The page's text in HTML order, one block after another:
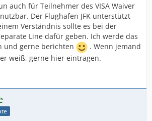
auch für Teilnehmer des VISA Waiver
nutzbar. Der Flughafen JFK unterstützt
Verständnis sollte es bei der
Line dafür geben. Ich werde das
und gerne berichten
. Wenn jemand
weiß, gerne hier eintragen.